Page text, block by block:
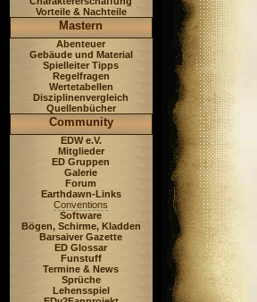
Vorteile & Nachteile
Mastern
Abenteuer
Gebäude und Material
Spielleiter Tipps
Regelfragen
Wertetabellen
Disziplinenvergleich
Quellenbücher
Community
EDW e.V.
Mitglieder
ED Gruppen
Galerie
Forum
Earthdawn-Links
Conventions
Software
Bögen, Schirme, Kladden
Barsaiver Gazette
ED Glossar
Funstuff
Termine & News
Sprüche
Lehensspiel